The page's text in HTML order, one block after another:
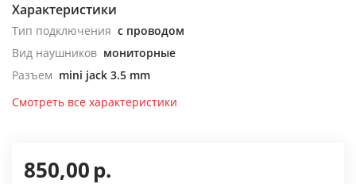
Характеристики
Тип подключения с проводом
Вид наушников мониторные
Разъем mini jack 3.5 mm
Смотреть все характеристики
850,00р.